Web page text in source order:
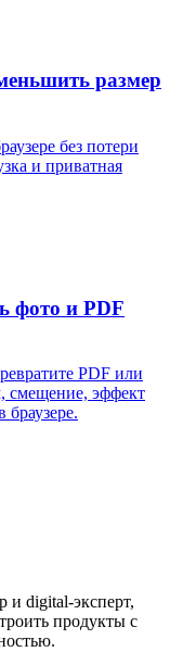
размер
без потери
и приватная
фото и PDF
PDF или
смещение, эффект
digital-эксперт,
продукты с